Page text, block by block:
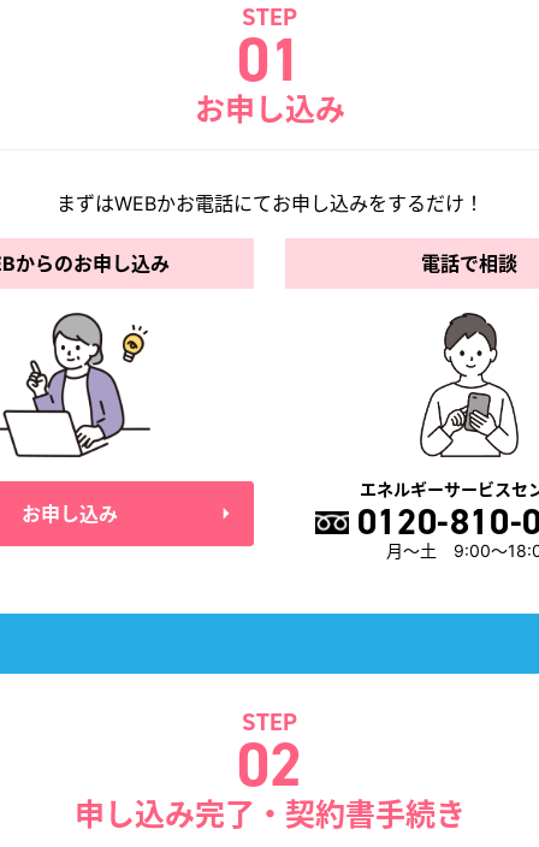
STEP
01
お申し込み
まずはWEBかお電話にてお申し込みをするだけ！
からのお申し込み
お申し込み
電話で相談
エネルギーサービスセ
0120-810-
月～土 9:00～
STEP
02
申し込み完了・契約書手続き